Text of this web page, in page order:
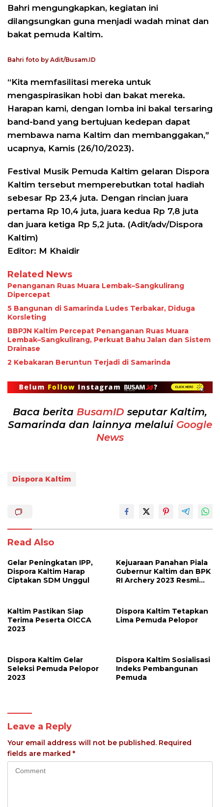
Bahri mengungkapkan, kegiatan ini
dilangsungkan guna menjadi wadah minat dan
bakat pemuda Kaltim.
Bahri foto by Adit/Busam.ID
“Kita memfasilitasi mereka untuk
mengaspirasikan hobi dan bakat mereka.
Harapan kami, dengan lomba ini bakal tersaring
band-band yang bertujuan kedepan dapat
membawa nama Kaltim dan membanggakan,”
ucapnya, Kamis (26/10/2023).
Festival Musik Pemuda Kaltim gelaran Dispora
Kaltim tersebut memperebutkan total hadiah
sebesar Rp 23,4 juta. Dengan rincian juara
pertama Rp 10,4 juta, juara kedua Rp 7,8 juta
dan juara ketiga Rp 5,2 juta. (Adit/adv/Dispora
Kaltim)
Editor: M Khaidir
Related News
Penanganan Ruas Muara Lembak–Sangkulirang
Dipercepat
5 Bangunan di Samarinda Ludes Terbakar, Diduga
Korsleting
BBPJN Kaltim Percepat Penanganan Ruas Muara
Lembak–Sangkulirang, Perkuat Bahu Jalan dan Sistem
Drainase
2 Kebakaran Beruntun Terjadi di Samarinda
Baca berita BusamID seputar Kaltim,
Samarinda dan lainnya melalui Google
News
Dispora Kaltim
Read Also
Gelar Peningkatan IPP,
Dispora Kaltim Harap
Ciptakan SDM Unggul
Kejuaraan Panahan Piala
Gubernur Kaltim dan BPK
RI Archery 2023 Resmi
Kaltim Pastikan Siap
Terima Peserta OICCA
2023
Dispora Kaltim Tetapkan
Lima Pemuda Pelopor
Dispora Kaltim Gelar
Seleksi Pemuda Pelopor
2023
Dispora Kaltim Sosialisasi
Indeks Pembangunan
Pemuda
Leave a Reply
Your email address will not be published. Required
fields are marked *